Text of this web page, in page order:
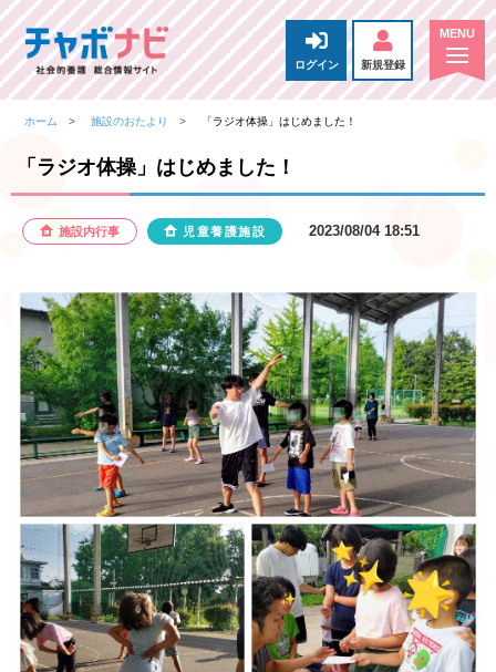
ログイン 新規登録
ホーム 施設のおたより 「ラジオ体操」はじめました！
「ラジオ体操」はじめました！
施設内行事 児童養護施設 2023/08/04 18:51